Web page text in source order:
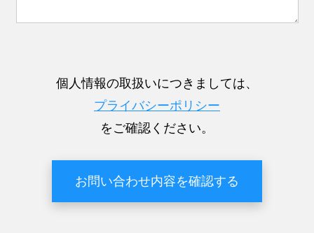
個人情報の取扱いにつきましては、
プライバシーポリシー
をご確認ください。